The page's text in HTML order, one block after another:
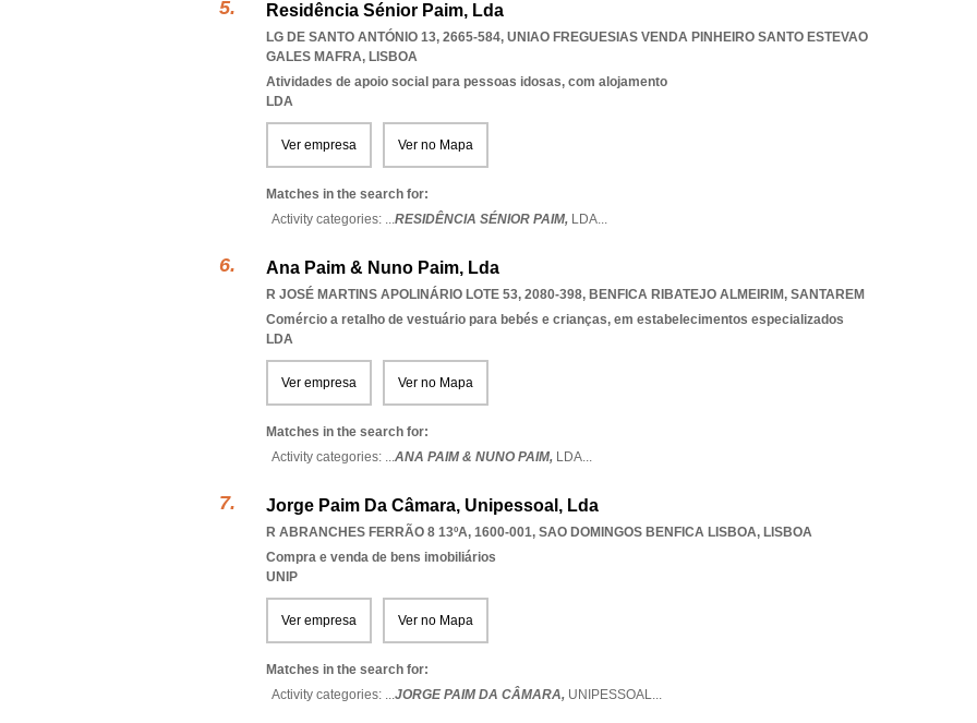
Residência Sénior Paim, Lda
LG DE SANTO ANTÓNIO 13, 2665-584, UNIAO FREGUESIAS VENDA PINHEIRO SANTO ESTEVAO
GALES MAFRA, LISBOA
Atividades de apoio social para pessoas idosas, com alojamento
LDA
Ver empresa Ver no Mapa
Matches in the search for:
Activity categories: ...RESIDÊNCIA SÉNIOR PAIM, LDA...
Ana Paim & Nuno Paim, Lda
R JOSÉ MARTINS APOLINÁRIO LOTE 53, 2080-398, BENFICA RIBATEJO ALMEIRIM, SANTAREM
Comércio a retalho de vestuário para bebés e crianças, em estabelecimentos especializados
LDA
Ver empresa Ver no Mapa
Matches in the search for:
Activity categories: ...ANA PAIM & NUNO PAIM, LDA...
Jorge Paim Da Câmara, Unipessoal, Lda
R ABRANCHES FERRÃO 8 13ºA, 1600-001, SAO DOMINGOS BENFICA LISBOA, LISBOA
Compra e venda de bens imobiliários
UNIP
Ver empresa Ver no Mapa
Matches in the search for:
Activity categories: ...JORGE PAIM DA CÂMARA, UNIPESSOAL...